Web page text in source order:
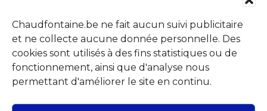
Chaudfontaine.be ne fait aucun suivi publicitaire
et ne collecte aucune donnée personnelle. Des
cookies sont utilisés à des fins statistiques ou de
fonctionnement, ainsi que d'analyse nous
permettant d'améliorer le site en continu.
VISITCHAUDFONTAINE
Parc Jean Gol